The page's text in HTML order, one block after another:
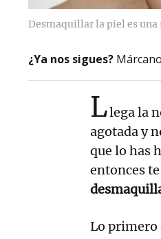
Desmaquillar la piel es
¿Ya nos sigues?
Llega la
agotada y
que lo has
entonces
Lo primero